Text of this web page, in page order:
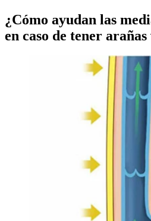
¿Cómo ayudan las
en caso de tener